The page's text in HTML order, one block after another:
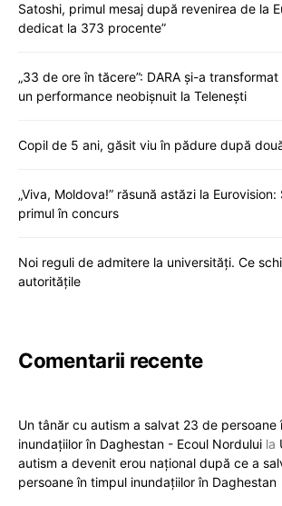
Satoshi, primul mesaj după revenirea de la
dedicat la 373 procente”
„33 de ore în tăcere”: DARA și-a
un performance neobișnuit la Telenești
Copil de 5 ani, găsit viu în pădure după
„Viva, Moldova!” răsună astăzi la Eurovision:
primul în concurs
Noi reguli de admitere la universități. Ce
autoritățile
Comentarii recente
Un tânăr cu autism a salvat 23 de persoane
inundațiilor în Daghestan - Ecoul Nordului la
autism a devenit erou național după ce a
persoane în timpul inundațiilor în Daghestan